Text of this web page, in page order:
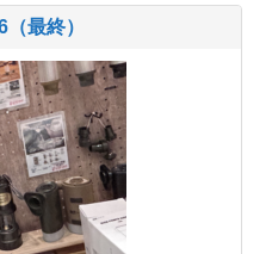
最終）